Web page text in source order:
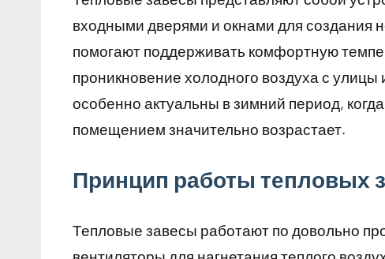
входными дверями и окнами для создания
помогают поддерживать комфортную
проникновение холодного воздуха с
особенно актуальны в зимний период,
помещением значительно возрастает.
Принцип работы тепловых
Тепловые завесы работают по довольно